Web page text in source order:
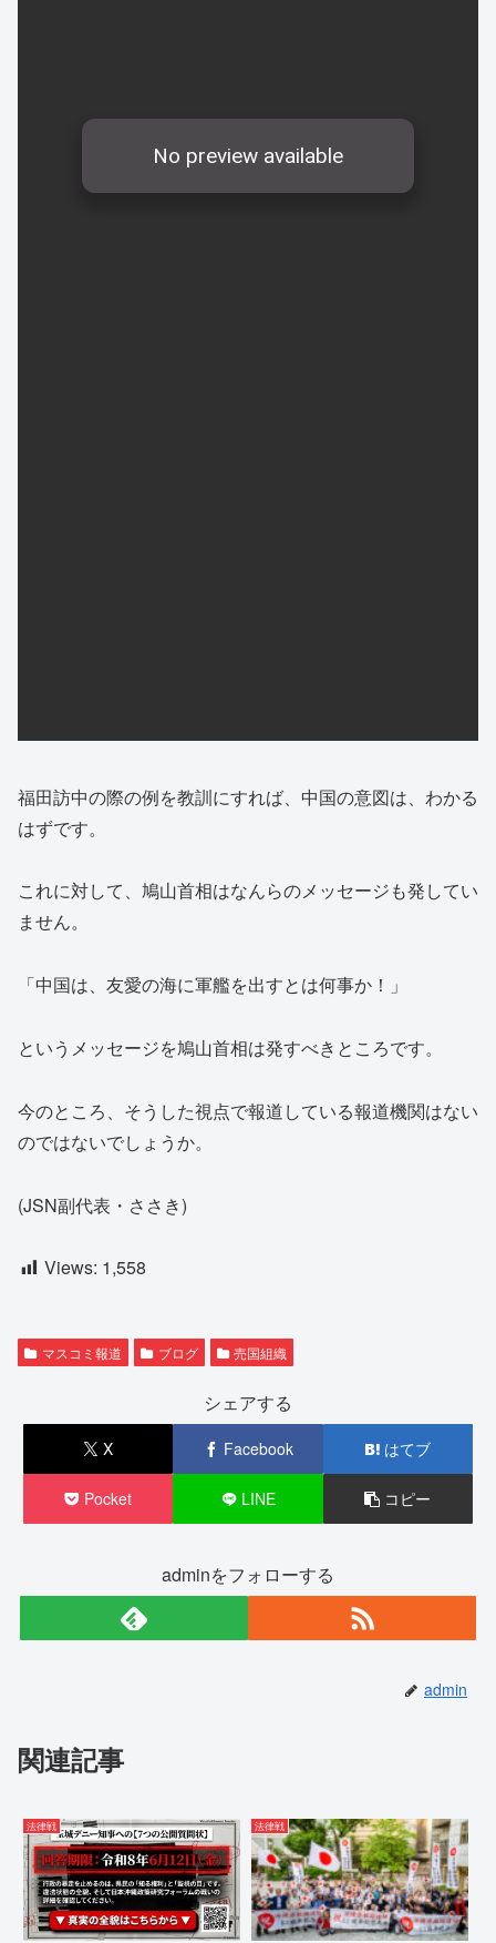
福田訪中の際の例を教訓にすれば、中国の意図は、わかる
はずです。
これに対して、鳩山首相はなんらのメッセージも発してい
ません。
「中国は、友愛の海に軍艦を出すとは何事か！」
というメッセージを鳩山首相は発すべきところです。
今のところ、そうした視点で報道している報道機関はない
のではないでしょうか。
(JSN副代表・ささき)
Views: 1,558
マスコミ報道 ブログ 売国組織
シェアする
X Facebook はてブ
Pocket LINE コピー
adminをフォローする
admin
関連記事
法律戦 法律戦